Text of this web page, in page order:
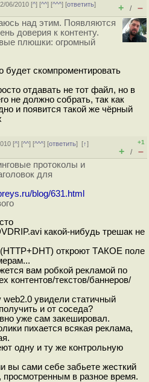
06/2010 [^] [^^] [^^^] [ответить]
+ / –
над этим. Появляются
доверия к контенту.
плюшки: огромный
будет скомпроментировать
отдавать не тот файл, но в
не должно собрать, так как
и появится такой же чёрный
[^] [^^] [^^^] [ответить][↑]
+1
+ / –
протоколы и
для
blog/631.html
какой-нибудь трешак не
(HTTP+DHT) откроют ТАКОЕ поле
вам робкой рекламой по
контентов/текстов/баннеров/
web2.0 увидели статичный
и от соседа?
уже сам закешировал.
пихается всякая реклама,
одну и ту же контрольную
вы сами себе забьете жесткий
в разное время.